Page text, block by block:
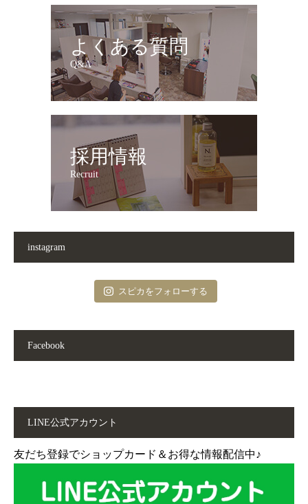
よくある質問
Q&A
採用情報
Recruit
instagram
スピカをフォローする
Facebook
LINE公式アカウント
友だち登録でショップカード＆お得な情報配信中♪